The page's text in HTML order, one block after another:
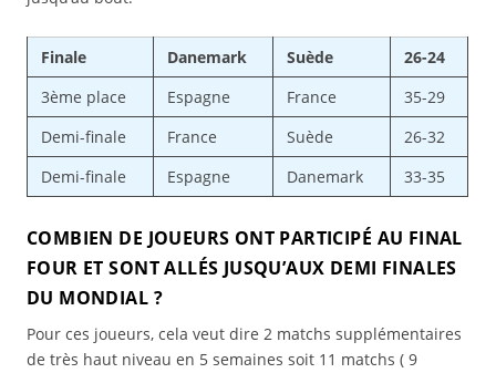
Finale Danemark Suède
26-24
3ème place
Espagne France
35-29
Demi-finale
France Suède
26-32
Demi-finale
Espagne Danemark 33-35
COMBIEN DE JOUEURS ONT PARTICIPÉ AU FINAL
FOUR ET SONT ALLÉS JUSQU’AUX DEMI FINALES
DU MONDIAL ?
Pour ces joueurs, cela veut dire 2 matchs supplémentaires
de très haut niveau en 5 semaines soit 11 matchs ( 9